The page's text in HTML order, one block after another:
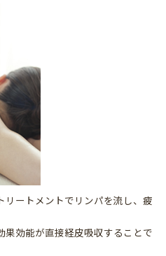
ートメントでリンパを流し、疲
効能が直接経皮吸収することで